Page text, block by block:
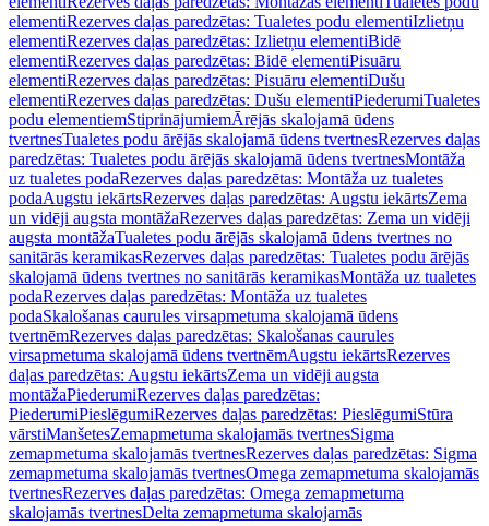
elementiRezerves daļas paredzētas: Tualetes podu elementiIzlietņu
elementiRezerves daļas paredzētas: Izlietņu elementiBidē
elementiRezerves daļas paredzētas: Bidē elementiPisuāru
elementiRezerves daļas paredzētas: Pisuāru elementiDušu
elementiRezerves daļas paredzētas: Dušu elementiPiederumiTualetes
podu elementiemStiprinājumiemĀrējās skalojamā ūdens
tvertnesTualetes podu ārējās skalojamā ūdens tvertnesRezerves daļas
paredzētas: Tualetes podu ārējās skalojamā ūdens tvertnesMontāža
uz tualetes podaRezerves daļas paredzētas: Montāža uz tualetes
podaAugstu iekārtsRezerves daļas paredzētas: Augstu iekārtsZema
un vidēji augsta montāžaRezerves daļas paredzētas: Zema un vidēji
augsta montāžaTualetes podu ārējās skalojamā ūdens tvertnes no
sanitārās keramikasRezerves daļas paredzētas: Tualetes podu ārējās
skalojamā ūdens tvertnes no sanitārās keramikasMontāža uz tualetes
podaRezerves daļas paredzētas: Montāža uz tualetes
podaSkalošanas caurules virsapmetuma skalojamā ūdens
tvertnēmRezerves daļas paredzētas: Skalošanas caurules
virsapmetuma skalojamā ūdens tvertnēmAugstu iekārtsRezerves
daļas paredzētas: Augstu iekārtsZema un vidēji augsta
montāžaPiederumiRezerves daļas paredzētas:
PiederumiPieslēgumiRezerves daļas paredzētas: PieslēgumiStūra
vārstiManšetesZemapmetuma skalojamās tvertnesSigma
zemapmetuma skalojamās tvertnesRezerves daļas paredzētas: Sigma
zemapmetuma skalojamās tvertnesOmega zemapmetuma skalojamās
tvertnesRezerves daļas paredzētas: Omega zemapmetuma
skalojamās tvertnesDelta zemapmetuma skalojamās